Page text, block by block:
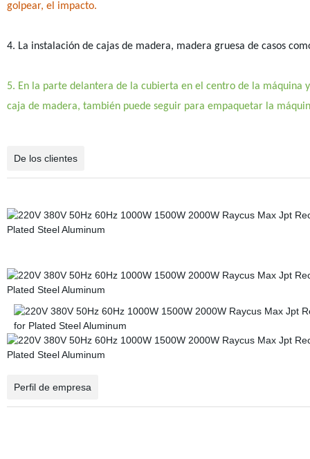
golpear, el impacto.
4. La instalación de cajas de madera, madera gruesa de casos
5. En la parte delantera de la cubierta en el centro de la máquina
caja de madera, también puede seguir para empaquetar la
De los clientes
Perfil de empresa